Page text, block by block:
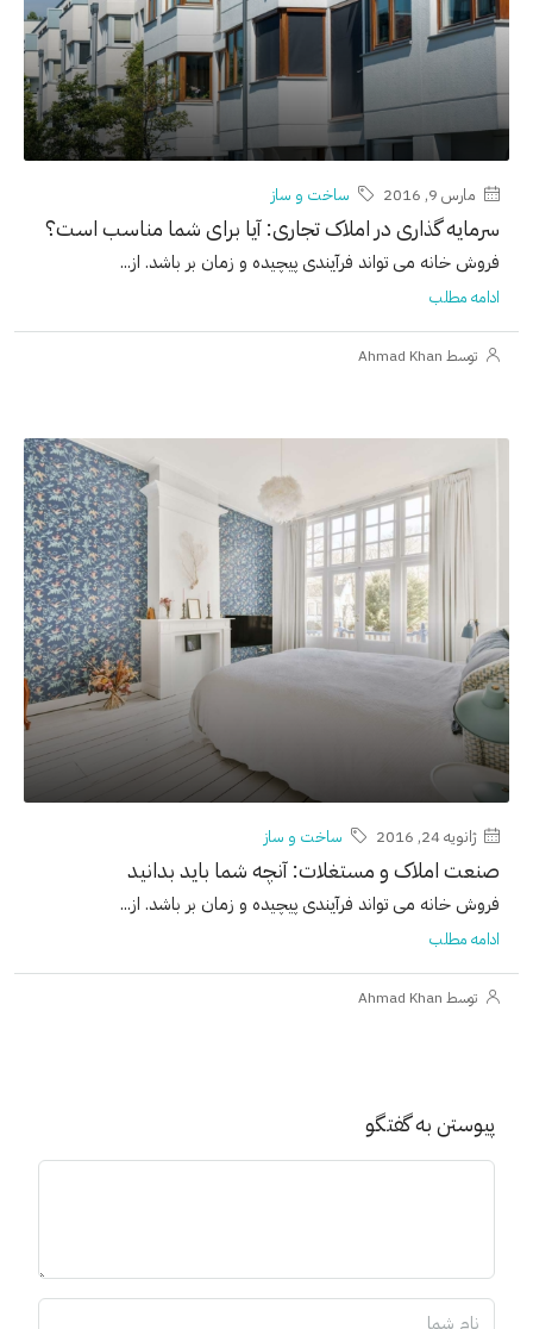
مارس 9, 2016 ساخت و ساز
سرمایه گذاری در املاک تجاری: آیا برای شما مناسب است؟
فروش خانه می تواند فرآیندی پیچیده و زمان بر باشد. از...
ادامه مطلب
توسط Ahmad Khan
ژانویه 24, 2016 ساخت و ساز
صنعت املاک و مستغلات: آنچه شما باید بدانید
فروش خانه می تواند فرآیندی پیچیده و زمان بر باشد. از...
ادامه مطلب
توسط Ahmad Khan
پیوستن به گفتگو